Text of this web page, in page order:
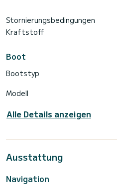
Stornierungsbedingungen
Kraftstoff
Boot
Bootstyp
Modell
Alle Details anzeigen
Ausstattung
Navigation